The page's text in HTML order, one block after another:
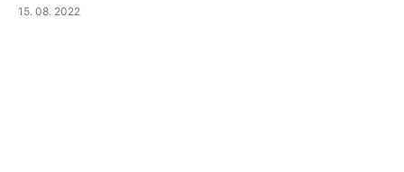
15. 08. 2022